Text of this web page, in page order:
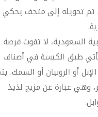
اللبن عام 1865. وقد تم تحويله إلى متحف يحكي
السعودية، لا تفوت فرصة
طبق الكبسة في أصناف
أو الروبيان أو السمك.
وهي عبارة عن مزيج لذيذ